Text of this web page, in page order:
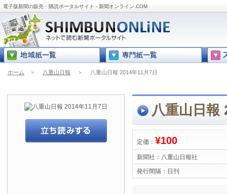
電子版新聞の販売・購読ポータルサイト - 新聞オンライン.COM
ホーム ＞ 八重山日報 ＞ 八重山日報 2014年11月7日
八重山日報
定価： ¥100
新聞社： 八重山日報社
発行間隔： 日刊